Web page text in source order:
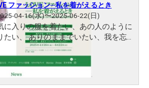
ファッション─私を着がえるとき
04-16(水)〜2025-06-22(日)
に入りの服を着たい、あの人のように
たい、 ありのままでいたい、我を忘
い…。 着る人のさまざまな情熱や願望
LOVE」を 受け止める存在としてのフ
ション。 そこには万華鏡のようにカ
ルな世界が広がっています。